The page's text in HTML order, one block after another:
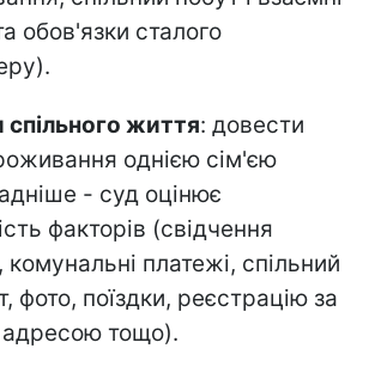
обов'язки сталого
життя: довести
однією сім'єю
- суд оцінює
факторів (свідчення
комунальні платежі, спільний
фото, поїздки, реєстрацію за
адресою тощо).